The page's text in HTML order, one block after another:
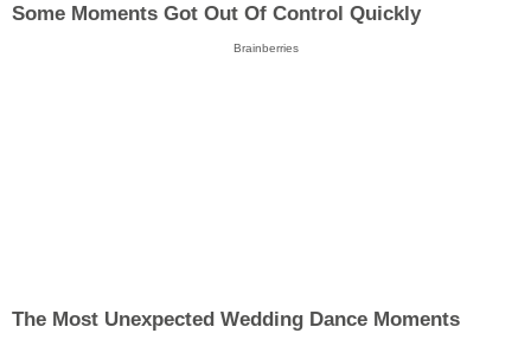
Some Moments Got Out Of Control Quickly
Brainberries
The Most Unexpected Wedding Dance Moments